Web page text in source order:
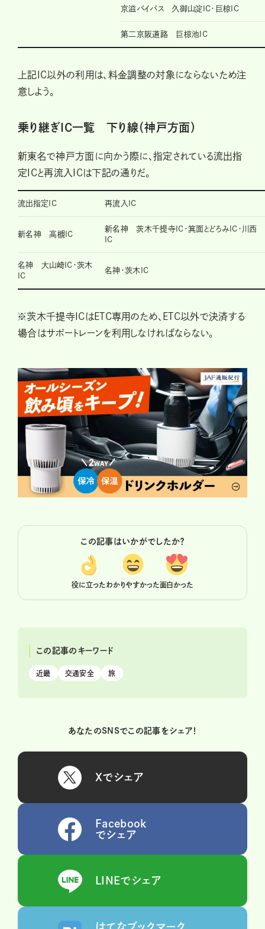
京滋バイパス 久御山淀IC・巨椋IC
第二京阪道路 巨椋池IC
上記IC以外の利用は、料金調整の対象にならないため注
意しよう。
乗り継ぎIC一覧 下り線（神戸方面）
新東名で神戸方面に向かう際に、指定されている流出指
定ICと再流入ICは下記の通りだ。
流出指定IC 再流入IC
新名神 高槻IC
新名神 茨木千提寺IC・箕面とどろみIC・川西
IC
名神 大山崎IC・茨木
IC
名神・茨木IC
※茨木千提寺ICはETC専用のため、ETC以外で決済する
場合はサポートレーンを利用しなければならない。
この記事はいかがでしたか？
役に立ったわかりやすかった面白かった
この記事のキーワード
近畿 交通安全 旅
あなたのSNSでこの記事をシェア！
Xでシェア
Facebook
でシェア
LINEでシェア
はてなブックマーク